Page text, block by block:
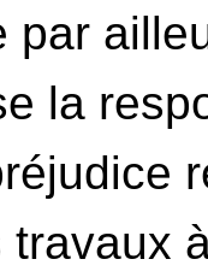
par
la